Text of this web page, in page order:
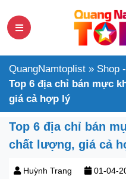
QuangNamtoplist » Shop
Top 6 địa chỉ bán mực
giá cả hợp lý
Top 6 địa chỉ bán
chất lượng, giá cả
Huỳnh Trang 01-04-